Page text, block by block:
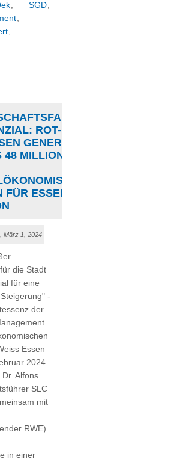
, SGD,
,
,
ROT-
GENERIERT
MILLIONEN
FÜR ESSEN &
März 1, 2024
die Stadt
für eine
-
der
Essen
2024
Alfons
SLC
mit
RWE)
in einer